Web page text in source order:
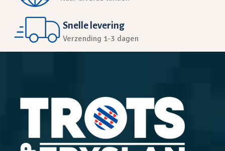
Snelle levering
Verzending 1-3 dagen